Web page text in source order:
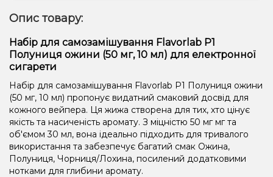
Опис товару:
Набір для самозамішування Flavorlab Р1
Полуниця ожини (50 мг, 10 мл) для електронної
сигарети
Набір для самозамішування Flavorlab Р1 Полуниця ожини
(50 мг, 10 мл) пропонує видатний смаковий досвід для
кожного вейпера. Ця жижа створена для тих, хто цінує
якість та насиченість аромату. З міцністю 50 мг мг та
об'ємом 30 мл, вона ідеально підходить для тривалого
використання та забезпечує багатий смак Ожина,
Полуниця, Чорниця/Лохина, посилений додатковими
нотками для глибини аромату.